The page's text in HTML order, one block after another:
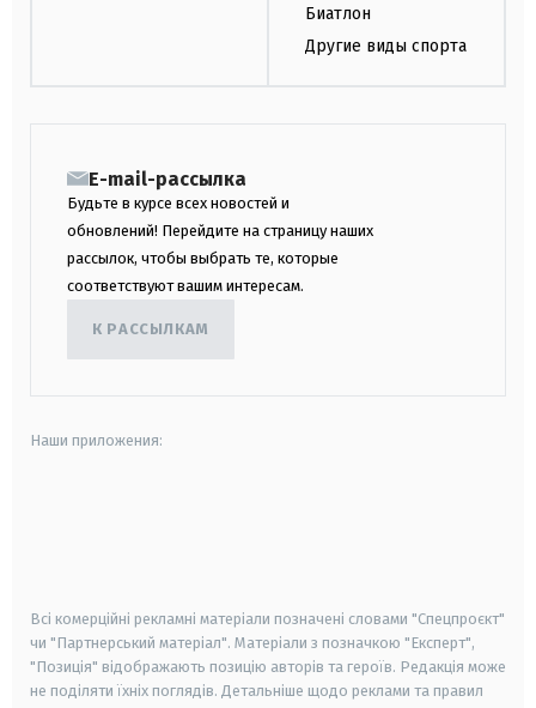
Биатлон
Другие виды спорта
E-mail-рассылка
Будьте в курсе всех новостей и
обновлений! Перейдите на страницу наших
рассылок, чтобы выбрать те, которые
соответствуют вашим интересам.
К РАССЫЛКАМ
Наши приложения:
Всі комерційні рекламні матеріали позначені словами "Спецпроєкт"
чи "Партнерський матеріал". Матеріали з позначкою "Експерт",
"Позиція" відображають позицію авторів та героїв. Редакція може
не поділяти їхніх поглядів. Детальніше щодо реклами та правил